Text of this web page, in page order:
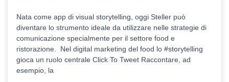
Nata come app di visual storytelling, oggi Steller può
diventare lo strumento ideale da utilizzare nelle strategie di
comunicazione specialmente per il settore food e
ristorazione. Nel digital marketing del food lo #storytelling
gioca un ruolo centrale Click To Tweet Raccontare, ad
esempio, la